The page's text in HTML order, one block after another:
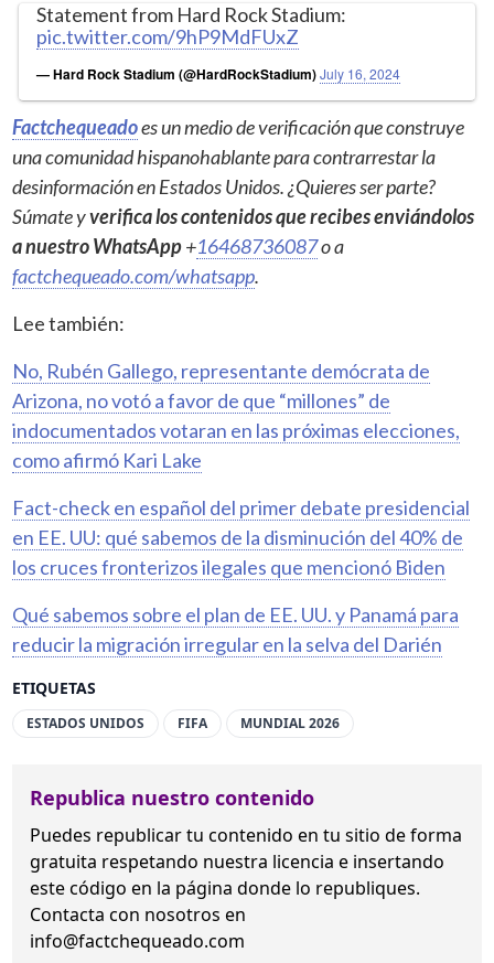
ETIQUETAS
ESTADOS UNIDOS FIFA MUNDIAL 2026
Statement from Hard Rock Stadium:
pic.twitter.com/9hP9MdFUxZ
— Hard Rock Stadium (@HardRockStadium)July 16, 2024
Factchequeadoes un medio de verificación que construye
una comunidad hispanohablante para contrarrestar la
desinformación en Estados Unidos. ¿Quieres ser parte?
Súmate yverifica los contenidos que recibes enviándolos
a nuestro WhatsApp+16468736087o a
factchequeado.com/whatsapp.
Lee también:
No, Rubén Gallego, representante demócrata de
Arizona, no votó a favor de que “millones” de
indocumentados votaran en las próximas elecciones,
como afirmó Kari Lake
Fact-check en español del primer debate presidencial
en EE. UU: qué sabemos de la disminución del 40% de
los cruces fronterizos ilegales que mencionó Biden
Qué sabemos sobre el plan de EE. UU. y Panamá para
reducir la migración irregular en la selva del Darién
Republica nuestro contenido
Puedes republicar tu contenido en tu sitio de forma
gratuita respetando nuestra licencia e insertando
este código en la página donde lo republiques.
Contacta con nosotros en
info@factchequeado.com